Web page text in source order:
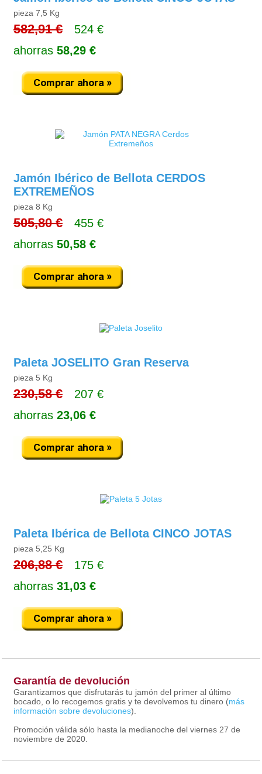
pieza 7,5 Kg
582,91 €
524 €
ahorras 58,29 €
Jamón Ibérico de Bellota CERDOS
EXTREMEÑOS
pieza 8 Kg
505,80 €
455 €
ahorras 50,58 €
Paleta JOSELITO Gran Reserva
pieza 5 Kg
230,58 €
207 €
ahorras 23,06 €
Paleta Ibérica de Bellota CINCO JOTAS
pieza 5,25 Kg
206,88 €
175 €
ahorras 31,03 €
Garantía de devolución
Garantizamos que disfrutarás tu jamón del primer al último
bocado, o lo recogemos gratis y te devolvemos tu dinero (más
información sobre devoluciones).
Promoción válida sólo hasta la medianoche del viernes 27 de
noviembre de 2020.